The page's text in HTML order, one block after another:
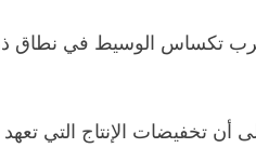
تكساس الوسيط في نطاق
الإنتاج التي تعهد